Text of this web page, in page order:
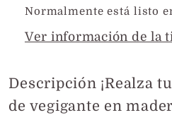
Normalmente está listo
Ver información de la
Descripción ¡Realza
de vegigante en